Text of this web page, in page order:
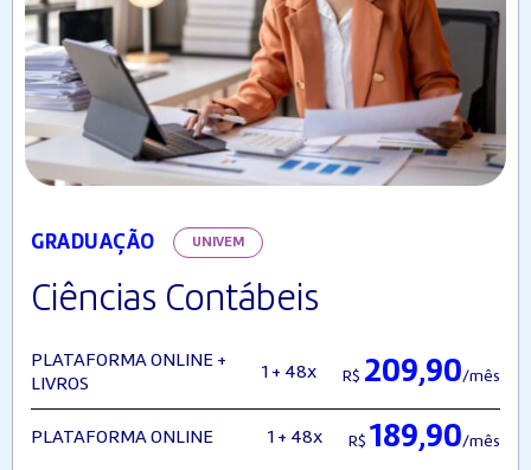
GRADUAÇÃO UNIVEM
Ciências Contábeis
PLATAFORMA ONLINE +
LIVROS
1 + 48x R$ 209,90/mês
PLATAFORMA ONLINE 1 + 48x R$ 189,90/mês